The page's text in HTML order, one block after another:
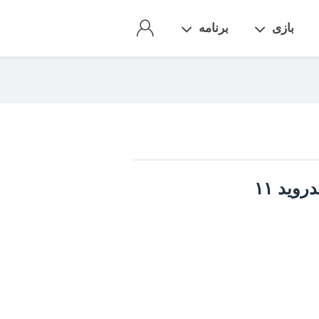
بازی برنامه